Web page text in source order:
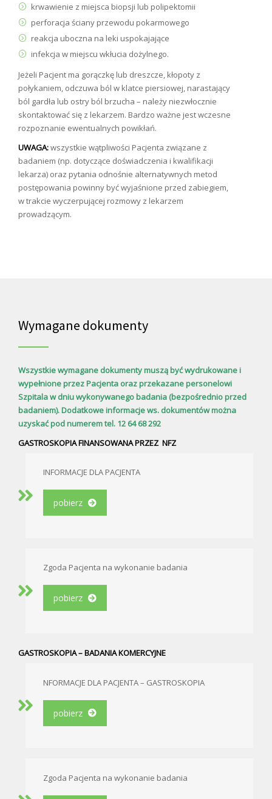
krwawienie z miejsca biopsji lub polipektomii
perforacja ściany przewodu pokarmowego
reakcja uboczna na leki uspokajające
infekcja w miejscu wkłucia dożylnego.
Jeżeli Pacjent ma gorączkę lub dreszcze, kłopoty z
połykaniem, odczuwa ból w klatce piersiowej, narastający
ból gardła lub ostry ból brzucha – należy niezwłocznie
skontaktować się z lekarzem. Bardzo ważne jest wczesne
rozpoznanie ewentualnych powikłań.
UWAGA:wszystkie wątpliwości Pacjenta związane z
badaniem (np. dotyczące doświadczenia i kwalifikacji
lekarza) oraz pytania odnośnie alternatywnych metod
postępowania powinny być wyjaśnione przed zabiegiem,
w trakcie wyczerpującej rozmowy z lekarzem
prowadzącym.
Wymagane dokumenty
Wszystkie wymagane dokumenty muszą być wydrukowane i
wypełnione przez Pacjenta oraz przekazane personelowi
Szpitala w dniu wykonywanego badania (bezpośrednio przed
badaniem). Dodatkowe informacje ws. dokumentów można
uzyskać pod numerem tel. 12 64 68 292
GASTROSKOPIA FINANSOWANA PRZEZ NFZ
INFORMACJE DLA PACJENTA
pobierz
Zgoda Pacjenta na wykonanie badania
pobierz
GASTROSKOPIA – BADANIA KOMERCYJNE
NFORMACJE DLA PACJENTA – GASTROSKOPIA
pobierz
Zgoda Pacjenta na wykonanie badania